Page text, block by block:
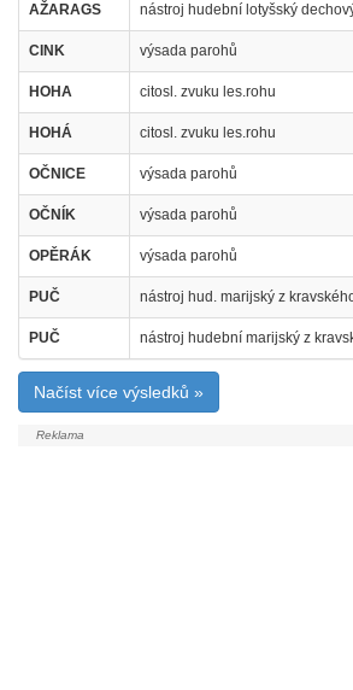
AŽARAGS nástroj hudební lotyšský
CINK výsada parohů
HOHA citosl. zvuku les.rohu
HOHÁ citosl. zvuku les.rohu
OČNICE výsada parohů
OČNÍK výsada parohů
OPĚRÁK výsada parohů
PUČ nástroj hud. marijský z
PUČ nástroj hudební marijský z
Načíst více výsledků »